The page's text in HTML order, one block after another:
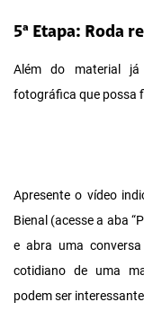
5ª Etapa: Roda
Além do material já
fotográfica que possa
Apresente o vídeo
Bienal (acesse a aba
e abra uma
cotidiano de uma
podem ser